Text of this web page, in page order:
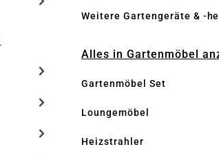
Weitere Gartengeräte & -
Alles in Gartenmöbel
Gartenmöbel Set
Loungemöbel
Heizstrahler